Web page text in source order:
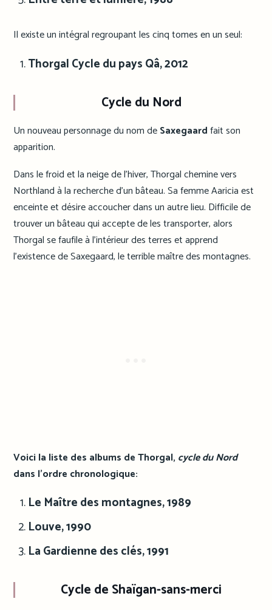
Il existe un intégral regroupant les cinq tomes en un seul:
Thorgal Cycle du pays Qâ, 2012
Cycle du Nord
Un nouveau personnage du nom deSaxegaardfait son
apparition.
Dans le froid et la neige de l’hiver, Thorgal chemine vers
Northland à la recherche d’un bâteau. Sa femme Aaricia est
enceinte et désire accoucher dans un autre lieu. Difficile de
trouver un bâteau qui accepte de les transporter, alors
Thorgal se faufile à l’intérieur des terres et apprend
l’existence de Saxegaard, le terrible maître des montagnes.
Voici la liste des albums de Thorgal, cycle du Nord
dans l’ordre chronologique:
Le Maître des montagnes, 1989
Louve, 1990
La Gardienne des clés, 1991
Cycle de Shaïgan-sans-merci